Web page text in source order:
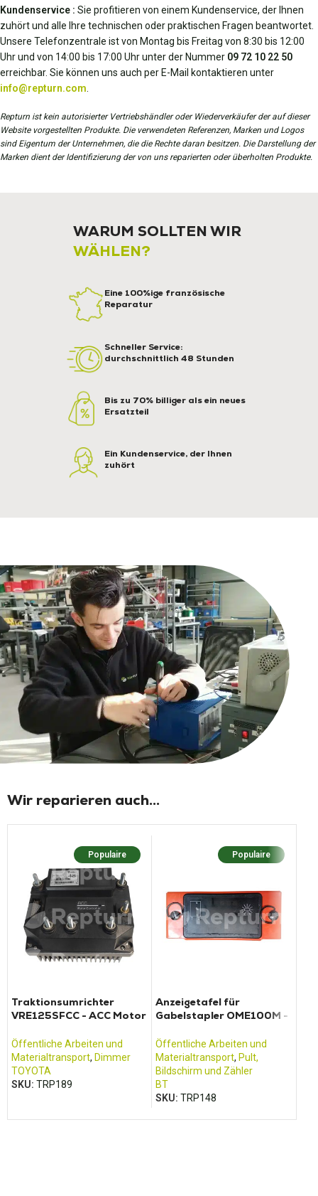
Kundenservice : Sie profitieren von einem Kundenservice, der Ihnen
zuhört und alle Ihre technischen oder praktischen Fragen beantwortet.
Unsere Telefonzentrale ist von Montag bis Freitag von 8:30 bis 12:00
Uhr und von 14:00 bis 17:00 Uhr unter der Nummer 09 72 10 22 50
erreichbar. Sie können uns auch per E-Mail kontaktieren unter
info@repturn.com
Repturn ist kein autorisierter Vertriebshändler oder Wiederverkäufer der auf dieser
Website vorgestellten Produkte. Die verwendeten Referenzen, Marken und Logos
sind Eigentum der Unternehmen, die die Rechte daran besitzen. Die Darstellung der
Marken dient der Identifizierung der von uns reparierten oder überholten Produkte.
WARUM SOLLTEN WIR
WÄHLEN?
Eine 100%ige französische
Reparatur
Schneller Service:
durchschnittlich 48 Stunden
Bis zu 70% billiger als ein neues
Ersatzteil
Ein Kundenservice, der Ihnen
zuhört
Wir reparieren auch...
Populaire
Traktionsumrichter
VRE125SFCC - ACC Motor
Öffentliche Arbeiten und
Materialtransport, Dimmer
TOYOTA
SKU: TRP189
Populaire
Anzeigetafel für
Gabelstapler OME100M -
Öffentliche Arbeiten und
Materialtransport, Pult,
Bildschirm und Zähler
BT
SKU: TRP148